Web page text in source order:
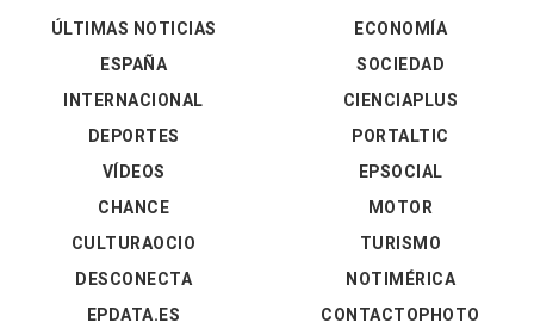
ÚLTIMAS NOTICIAS
ESPAÑA
INTERNACIONAL
DEPORTES
VÍDEOS
ECONOMÍA
SOCIEDAD
CIENCIAPLUS
PORTALTIC
EPSOCIAL
CHANCE
CULTURAOCIO
DESCONECTA
EPDATA.ES
MOTOR
TURISMO
NOTIMÉRICA
CONTACTOPHOTO